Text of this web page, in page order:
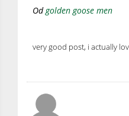
Odgolden goose men
very good post, i actually